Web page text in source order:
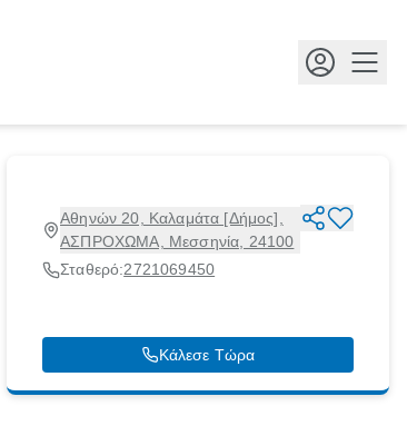
Αθηνών 20, Καλαμάτα [Δήμος],
ΑΣΠΡΟΧΩΜΑ, Μεσσηνία, 24100
Σταθερό:2721069450
Κάλεσε Τώρα